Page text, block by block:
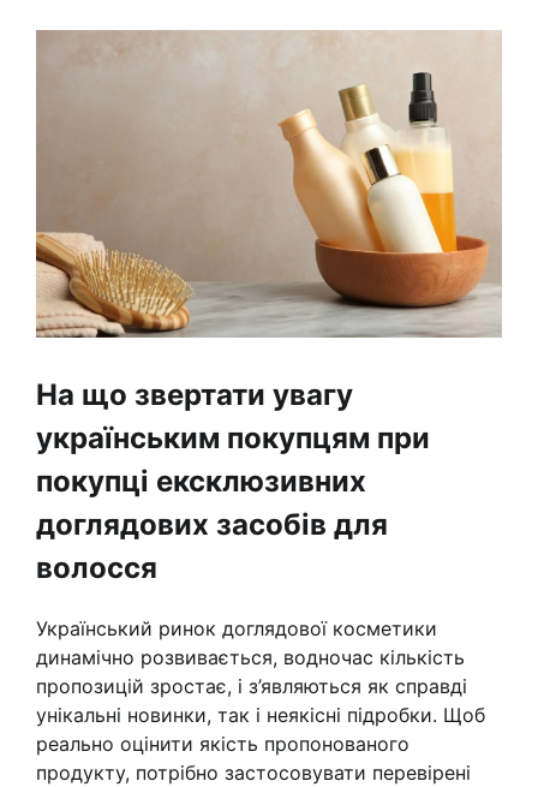
На що звертати увагу
українським покупцям при
покупці ексклюзивних
доглядових засобів для
волосся
Український ринок доглядової косметики
динамічно розвивається, водночас кількість
пропозицій зростає, і з’являються як справді
унікальні новинки, так і неякісні підробки. Щоб
реально оцінити якість пропонованого
продукту, потрібно застосовувати перевірені